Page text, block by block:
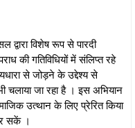
विशेष रूप से पारदी
की गतिविधियों में संलिप्त रहे
से जोड़ने के उद्देश्य से
चलाया जा रहा है । इस अभियान
उत्थान के लिए प्रेरित किया
सकें ।